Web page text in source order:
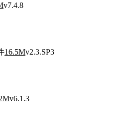
v7.4.8
16.5Mv2.3.SP3
v6.1.3